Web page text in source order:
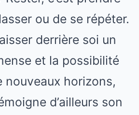
ou de se répéter.
derrière soi un
et la possibilité
nouveaux horizons,
d’ailleurs son